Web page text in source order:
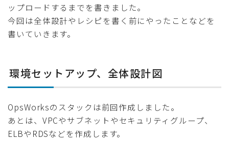
ップロードするまでを書きました。
今回は全体設計やレシピを書く前にやったことなどを
書いていきます。
環境セットアップ、全体設計図
OpsWorksのスタックは前回作成しました。
あとは、VPCやサブネットやセキュリティグループ、
ELBやRDSなどを作成します。